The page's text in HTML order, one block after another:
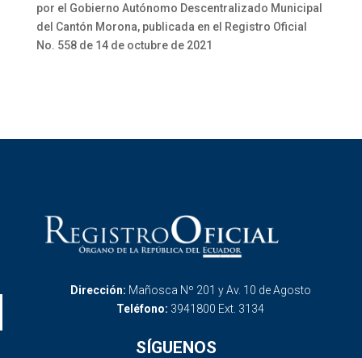
por el Gobierno Autónomo Descentralizado Municipal
del Cantón Morona, publicada en el Registro Oficial
No. 558 de 14 de octubre de 2021
Dirección: Mañosca Nº 201 y Av. 10 de Agosto
Teléfono: 3941800 Ext. 3134
SÍGUENOS